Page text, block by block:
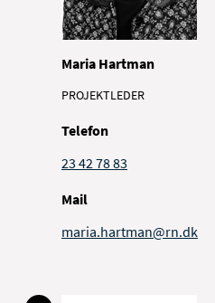
Maria Hartman
PROJEKTLEDER
Telefon
23 42 78 83
Mail
maria.hartman@rn.dk